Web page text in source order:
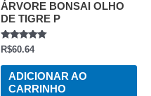
ÁRVORE BONSAI OLHO
DE TIGRE P
AVALIAÇÃO
DE
R$60.64
ADICIONAR AO
CARRINHO